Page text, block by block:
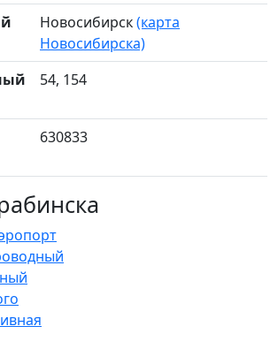
Новосибирск(карта
Новосибирска)
54, 154
630833